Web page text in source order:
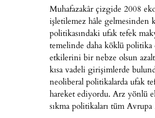
Muhafazakâr çizgide 2008
işletilemez hâle gelmesinden
politikasındaki ufak tefek
temelinde daha köklü
etkilerini bir nebze olsun
kısa vadeli girişimlerde
neoliberal politikalarda ufak
hareket ediyordu. Arz yönlü
sıkma politikaları tüm